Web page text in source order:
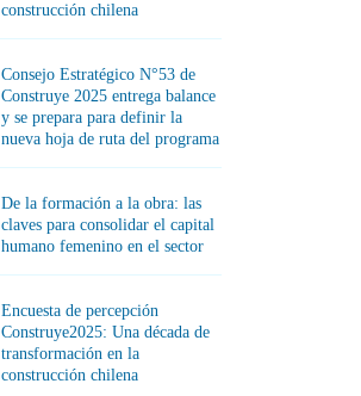
construcción chilena
Consejo Estratégico N°53 de
Construye 2025 entrega balance
y se prepara para definir la
nueva hoja de ruta del programa
De la formación a la obra: las
claves para consolidar el capital
humano femenino en el sector
Encuesta de percepción
Construye2025: Una década de
transformación en la
construcción chilena